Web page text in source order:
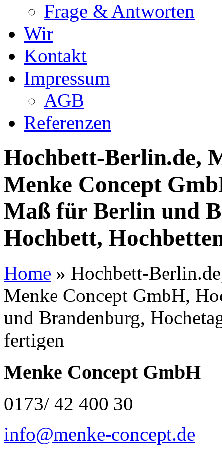
Frage & Antworten
Wir
Kontakt
Impressum
AGB
Referenzen
Hochbett-Berlin.de,
Menke Concept
Maß für Berlin und
Hochbett,
Home » Hochbett-
Menke Concept GmbH,
und Brandenburg,
fertigen
Menke Concept GmbH
0173/ 42 400 30
info@menke-concept.de